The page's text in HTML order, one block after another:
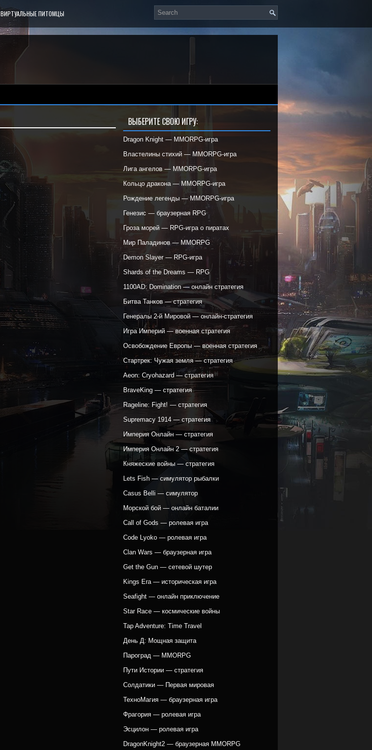
ВИРТУАЛЬНЫЕ ПИТОМЦЫ
ВЫБЕРИТЕ СВОЮ ИГРУ:
Dragon Knight — MMORPG-игра
Властелины стихий — MMORPG-игра
Лига ангелов — MMORPG-игра
Кольцо дракона — MMORPG-игра
Рождение легенды — MMORPG-игра
Генезис — браузерная RPG
Гроза морей — RPG-игра о пиратах
Мир Паладинов — MMORPG
Demon Slayer — RPG-игра
Shards of the Dreams — RPG
1100AD: Domination — онлайн стратегия
Битва Танков — стратегия
Генералы 2-й Мировой — онлайн-стратегия
Игра Империй — военная стратегия
Освобождение Европы — военная стратегия
Стартрек: Чужая земля — стратегия
Aeon: Cryohazard — стратегия
BraveKing — стратегия
Rageline: Fight! — стратегия
Supremacy 1914 — стратегия
Империя Онлайн — стратегия
Империя Онлайн 2 — стратегия
Княжеские войны — стратегия
Lets Fish — симулятор рыбалки
Casus Belli — симулятор
Морской бой — онлайн баталии
Call of Gods — ролевая игра
Code Lyoko — ролевая игра
Clan Wars — браузерная игра
Get the Gun — сетевой шутер
Kings Era — историческая игра
Seafight — онлайн приключение
Star Race — космические войны
Tap Adventure: Time Travel
День Д: Мощная защита
Пароград — MMORPG
Пути Истории — стратегия
Солдатики — Первая мировая
ТехноМагия — браузерная игра
Фрагория — ролевая игра
Эсцилон — ролевая игра
DragonKnight2 — браузерная MMORPG